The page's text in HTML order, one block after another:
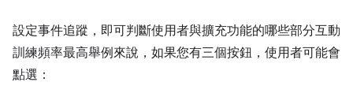
設定事件追蹤，即可判斷使用者與擴充功能的哪些部分互動
訓練頻率最高舉例來說，如果您有三個按鈕，使用者可能會
點選：